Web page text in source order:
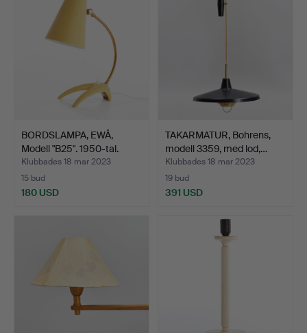
BORDSLAMPA, EWÅ,
Modell "B25". 1950-tal.
Klubbades 18 mar 2023
15 bud
180 USD
TAKARMATUR, Bohrens,
modell 3359, med lod,…
Klubbades 18 mar 2023
19 bud
391 USD